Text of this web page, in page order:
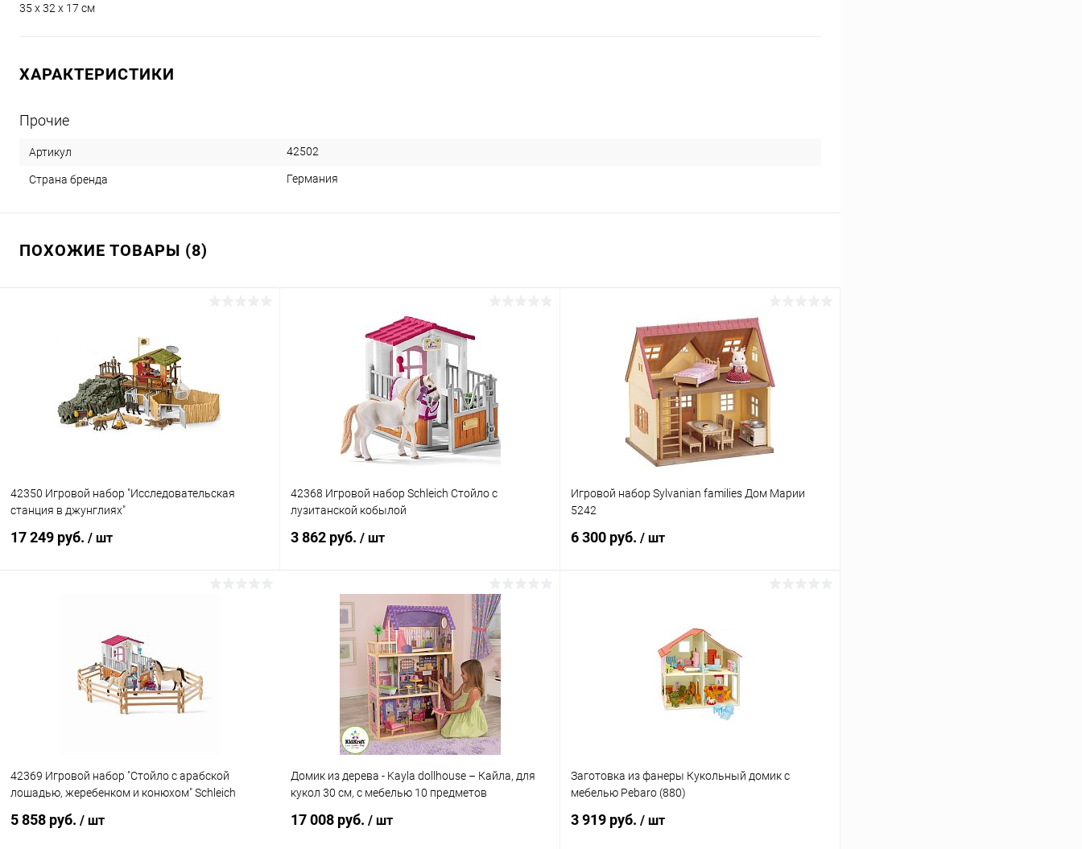
35 x 32 x 17 см
ХАРАКТЕРИСТИКИ
Прочие
Артикул 42502
Страна бренда Германия
ПОХОЖИЕ ТОВАРЫ (8)
42350 Игровой набор "Исследовательская
станция в джунглиях"
17 249 руб. / шт
В избранное Недоступно
42368 Игровой набор Schleich Стойло с
лузитанской кобылой
3 862 руб. / шт
Подписаться
Купить в 1 клик Сравнение
Недоступно
Игровой набор Sylvanian families Дом Марии
5242
6 300 руб. / шт
Купить в 1 клик
Недоступно
42369 Игровой набор "Стойло с арабской
лошадью, жеребенком и конюхом" Schleich
5 858 руб. / шт
Домик из дерева - Kayla dollhouse – Кайла, для
кукол 30 см, с мебелью 10 предметов
17 008 руб. / шт
Заготовка из фанеры Кукольный домик с
мебелью Pebaro (880)
3 919 руб. / шт